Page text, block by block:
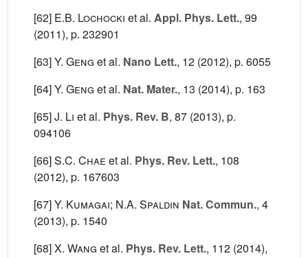
[62] E.B. Lochocki et al. Appl. Phys. Lett., 99
(2011), p. 232901
[63]Y. Geng et al. Nano Lett., 12 (2012), p. 6055
[64]Y. Geng et al. Nat. Mater., 13 (2014), p. 163
[65]J. Li et al. Phys. Rev. B, 87 (2013), p.
094106
[66]S.C. Chae et al. Phys. Rev. Lett., 108
(2012), p. 167603
[67]Y. Kumagai; N.A. Spaldin Nat. Commun., 4
(2013), p. 1540
[68]X. Wang et al. Phys. Rev. Lett., 112 (2014),